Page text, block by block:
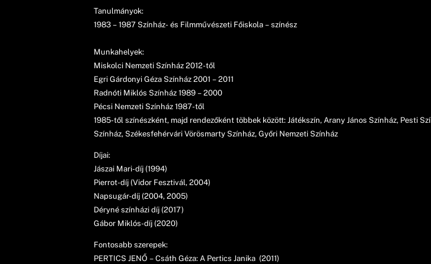
Tanulmányok:
1983 – 1987 Színház- és Filmművészeti Főiskola – színész
Munkahelyek:
Miskolci Nemzeti Színház 2012-től
Egri Gárdonyi Géza Színház 2001 – 2011
Radnóti Miklós Színház 1989 – 2000
Pécsi Nemzeti Színház 1987-től
1985-től színészként, majd rendezőként többek között: Játékszín, Arany János Színház, Pesti
Színház, Székesfehérvári Vörösmarty Színház, Győri Nemzeti Színház
Díjai:
Jászai Mari-díj (1994)
Pierrot-díj (Vidor Fesztivál, 2004)
Napsugár-díj (2004, 2005)
Déryné színházi díj (2017)
Gábor Miklós-díj (2020)
Fontosabb szerepek:
PERTICS JENŐ – Csáth Géza: A Pertics Janika (2011)